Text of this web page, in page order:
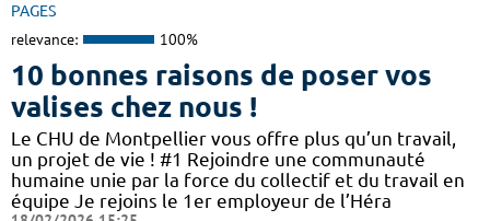
PAGES
relevance: 100%
10 bonnes raisons de poser vos
valises chez nous !
Le CHU de Montpellier vous offre plus qu’un travail,
un projet de vie ! #1 Rejoindre une communauté
humaine unie par la force du collectif et du travail en
équipe Je rejoins le 1er employeur de l’Héra